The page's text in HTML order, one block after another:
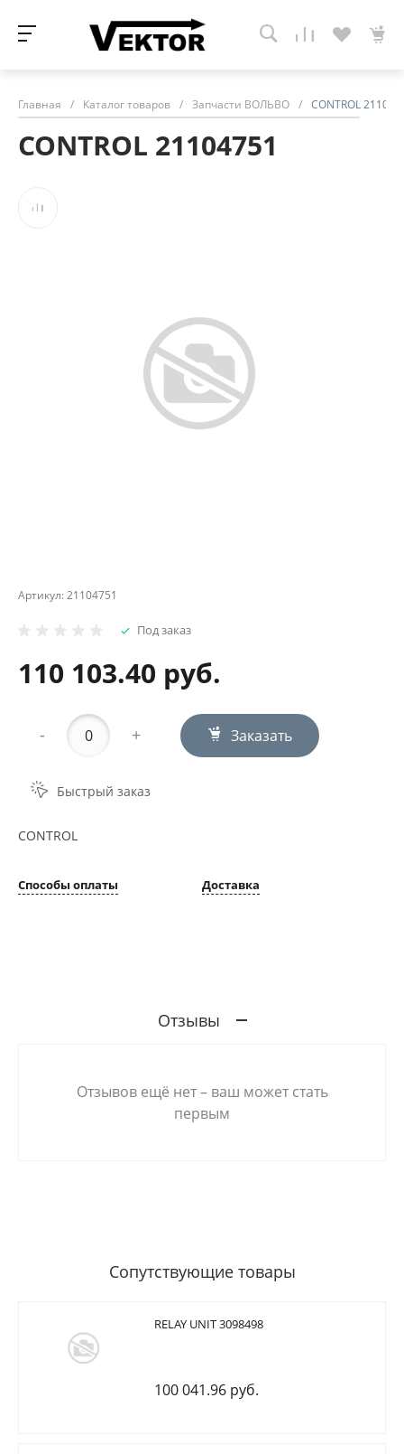
Главная / Каталог товаров / Запчасти ВОЛЬВО / CONTROL
CONTROL 21104751
Артикул:21104751
Под заказ
110 103.40 руб.
- + Заказать
Быстрый заказ
CONTROL
Способы оплаты Доставка
Отзывы
Отзывов ещё нет – ваш может стать
первым
Сопутствующие товары
RELAY UNIT 3098498
100 041.96 руб.